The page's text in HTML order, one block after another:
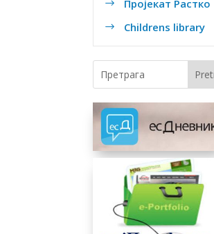
$ Пројекат Растко
$ Childrens library